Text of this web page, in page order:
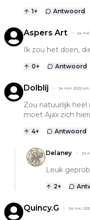
1+ Antwoord
Aspers Art 24
Ik zou het doen,
0+ Antwoord
Dolblij 24 mei 2022 om
Zou natuurlijk heel
moet Ajax zich
4+ Antwoord
Delaney 24
Leuk
2+
Quincy.G 24 mei